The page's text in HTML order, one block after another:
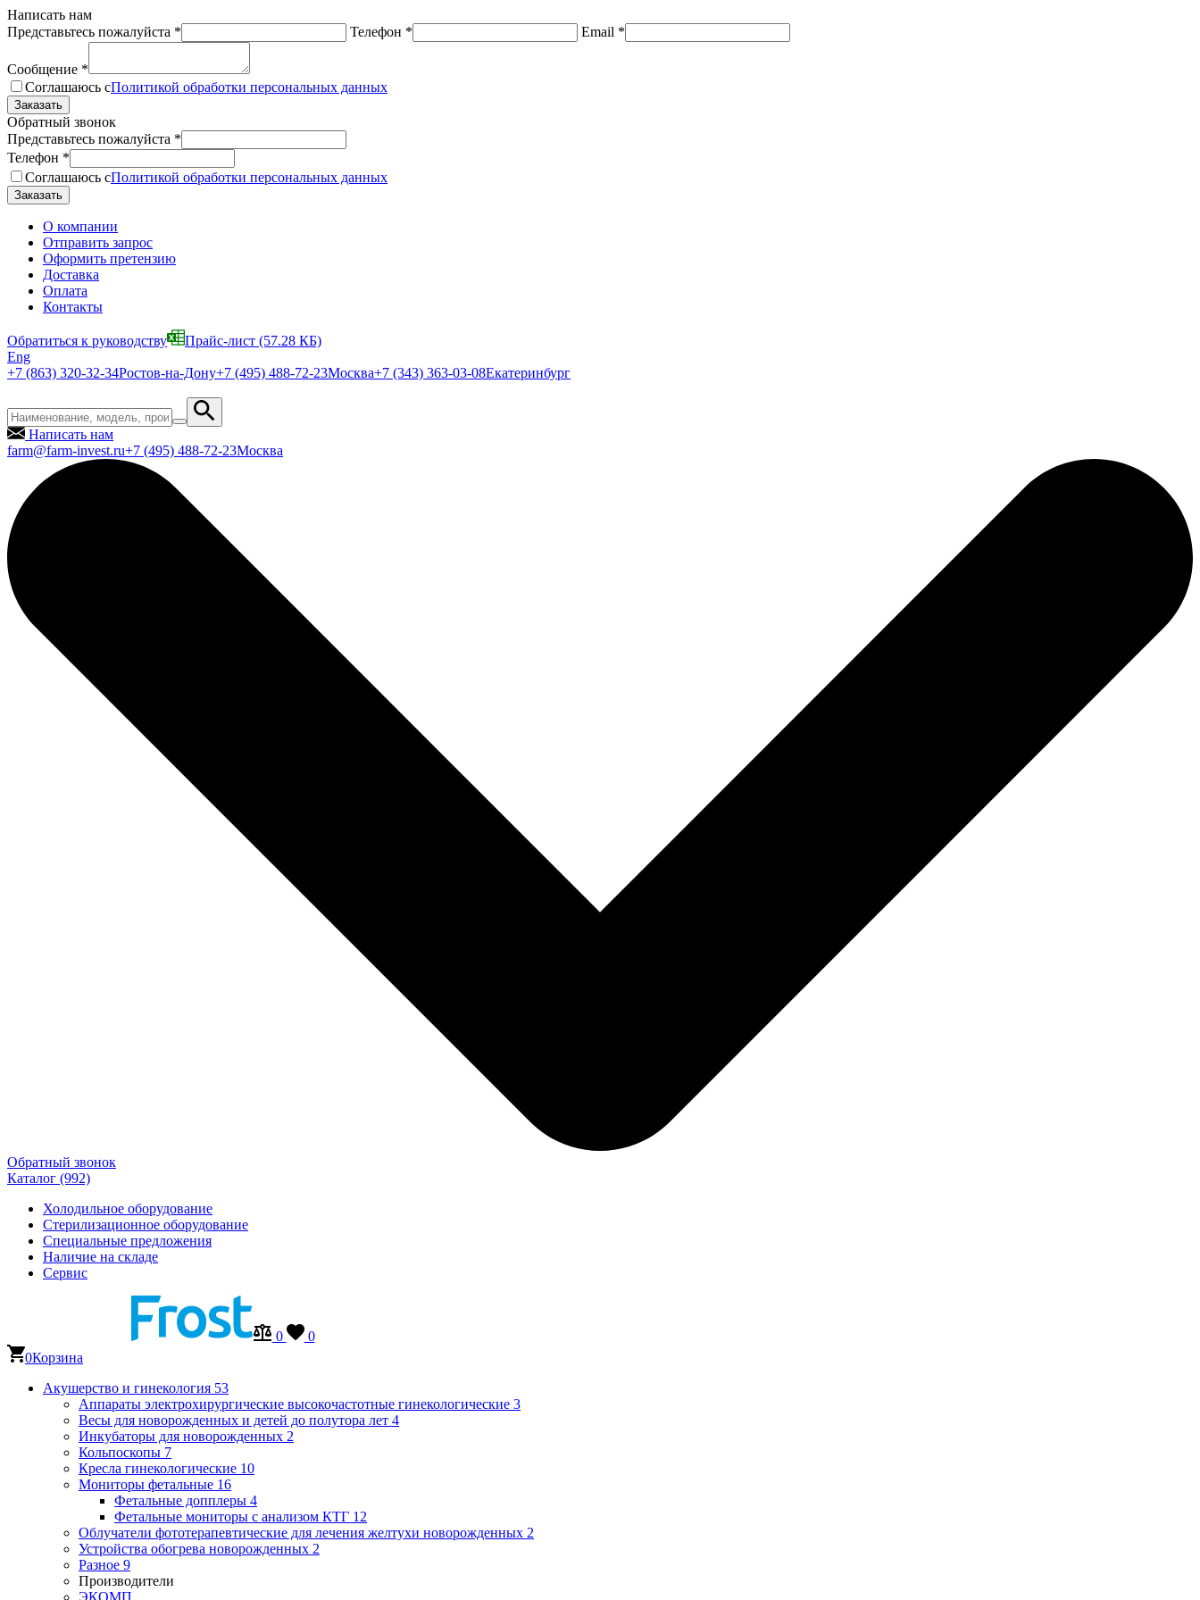
Написать нам
Представьтесь пожалуйста * Телефон * Email *
Сообщение *
Соглашаюсь сПолитикой обработки персональных данных
Обратный звонок
Представьтесь пожалуйста *
Телефон *
Соглашаюсь сПолитикой обработки персональных данных
О компании
Отправить запрос
Оформить претензию
Доставка
Оплата
Контакты
Обратиться к руководству Прайс-лист (57.28 КБ)
Eng
+7 (863) 320-32-34Ростов-на-Дону+7 (495) 488-72-23Москва+7 (343) 363-03-08Екатеринбург
Написать нам
farm@farm-invest.ru+7 (495) 488-72-23Москва
Обратный звонок
Каталог (992)
Холодильное оборудование
Стерилизационное оборудование
Специальные предложения
Наличие на складе
Сервис
0
0
0Корзина
Акушерство и гинекология 53
Аппараты электрохирургические высокочастотные гинекологические 3
Весы для новорожденных и детей до полутора лет 4
Инкубаторы для новорожденных 2
Кольпоскопы 7
Кресла гинекологические 10
Мониторы фетальные 16
Фетальные допплеры 4
Фетальные мониторы с анализом КТГ 12
Облучатели фототерапевтические для лечения желтухи новорожденных 2
Устройства обогрева новорожденных 2
Разное 9
Производители
ЭКОМП